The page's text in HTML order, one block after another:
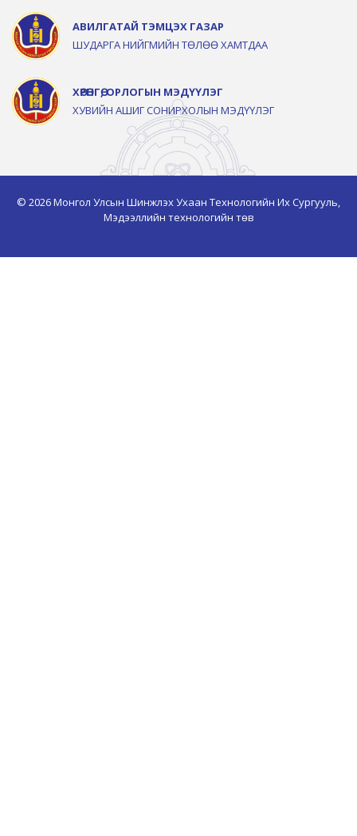
АВИЛГАТАЙ ТЭМЦЭХ ГАЗАР
ШУДАРГА НИЙГМИЙН ТӨЛӨӨ ХАМТДАА
ХӨРӨНГӨ, ОРЛОГЫН МЭДҮҮЛЭГ
ХУВИЙН АШИГ СОНИРХОЛЫН МЭДҮҮЛЭГ
© 2026 Монгол Улсын Шинжлэх Ухаан Технологийн Их Сургууль,
Мэдээллийн технологийн төв